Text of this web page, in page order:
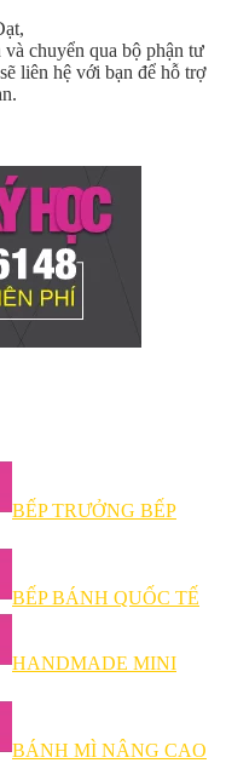
chuyển qua bộ phận tư
liên hệ với bạn để hỗ trợ
BẾP TRƯỞNG BẾP
BẾP BÁNH QUỐC TẾ
HANDMADE MINI
BÁNH MÌ NÂNG CAO